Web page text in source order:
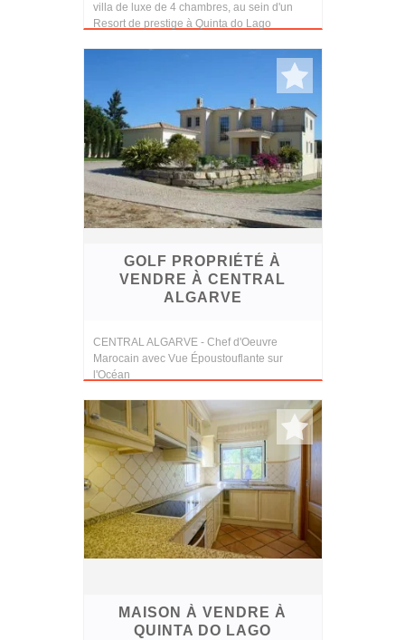
villa de luxe de 4 chambres, au sein d'un
Resort de prestige à Quinta do Lago
GOLF PROPRIÉTÉ À
VENDRE À CENTRAL
ALGARVE
CENTRAL ALGARVE - Chef d'Oeuvre
Marocain avec Vue Époustouflante sur
l'Océan
MAISON À VENDRE À
QUINTA DO LAGO